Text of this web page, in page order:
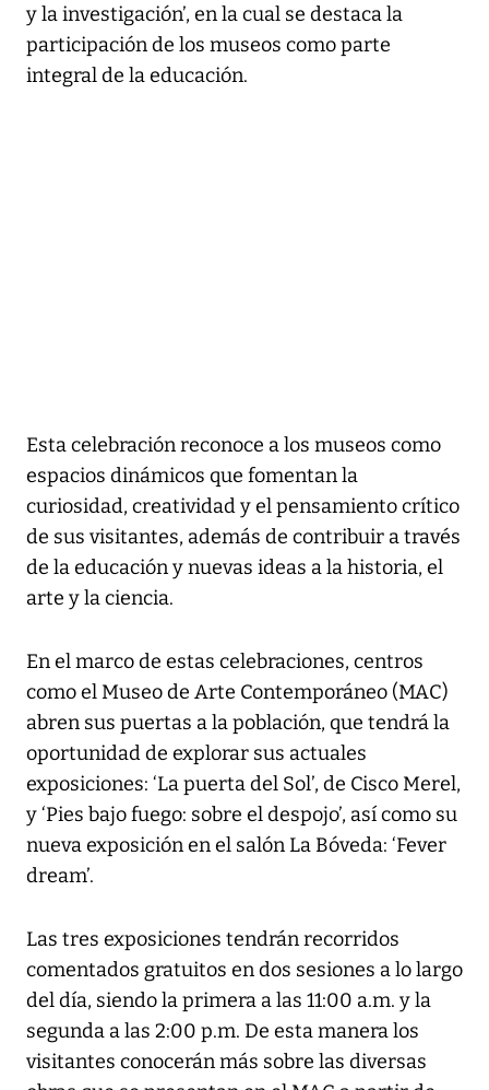
y la investigación’, en la cual se destaca la
participación de los museos como parte
integral de la educación.
Esta celebración reconoce a los museos como
espacios dinámicos que fomentan la
curiosidad, creatividad y el pensamiento crítico
de sus visitantes, además de contribuir a través
de la educación y nuevas ideas a la historia, el
arte y la ciencia.
En el marco de estas celebraciones, centros
como el Museo de Arte Contemporáneo (MAC)
abren sus puertas a la población, que tendrá la
oportunidad de explorar sus actuales
exposiciones: ‘La puerta del Sol’, de Cisco Merel,
y ‘Pies bajo fuego: sobre el despojo’, así como su
nueva exposición en el salón La Bóveda: ‘Fever
dream’.
Las tres exposiciones tendrán recorridos
comentados gratuitos en dos sesiones a lo largo
del día, siendo la primera a las 11:00 a.m. y la
segunda a las 2:00 p.m. De esta manera los
visitantes conocerán más sobre las diversas